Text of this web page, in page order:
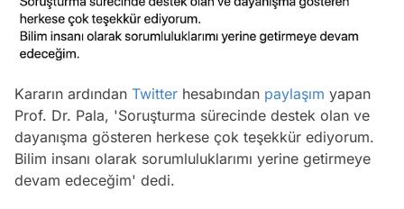
Kararın ardından Twitter hesabından paylaşım yapan
Prof. Dr. Pala, 'Soruşturma sürecinde destek olan ve
dayanışma gösteren herkese çok teşekkür ediyorum.
Bilim insanı olarak sorumluluklarımı yerine getirmeye
devam edeceğim' dedi.